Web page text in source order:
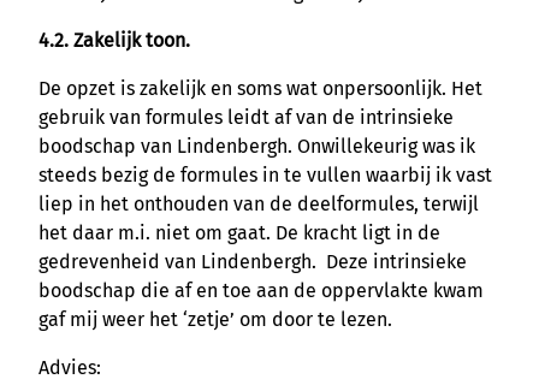
4.2. Zakelijk toon.
De opzet is zakelijk en soms wat onpersoonlijk. Het
gebruik van formules leidt af van de intrinsieke
boodschap van Lindenbergh. Onwillekeurig was ik
steeds bezig de formules in te vullen waarbij ik vast
liep in het onthouden van de deelformules, terwijl
het daar m.i. niet om gaat. De kracht ligt in de
gedrevenheid van Lindenbergh. Deze intrinsieke
boodschap die af en toe aan de oppervlakte kwam
gaf mij weer het ‘zetje’ om door te lezen.
Advies: